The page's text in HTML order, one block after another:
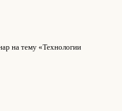
на тему «Технологии